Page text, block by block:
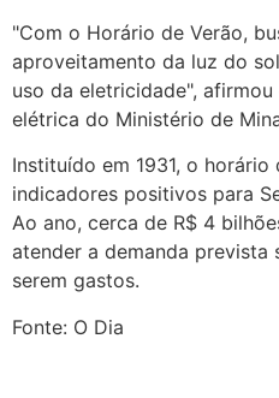
"Com o Horário de Verão,
aproveitamento da luz do
uso da eletricidade",
elétrica do Ministério de
Instituído em 1931, o horário
indicadores positivos para
Ao ano, cerca de R$ 4
atender a demanda prevista
serem gastos.
Fonte: O Dia